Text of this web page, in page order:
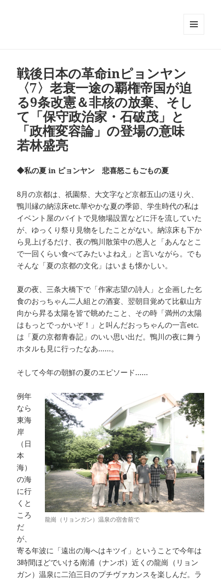
戦後日本の革命inピョンヤン
〈7〉老衰一途の覇権帝国が迫
る9条改憲＆非核の放棄、そし
て「保守政治家・石破茂」と
「政権変容論」の登場の意味
若林盛亮
◆私の夏 in ピョンヤン 悲喜怒こもごもの夏
8月の京都は、祇園祭、大文字など京都五山の送り火、
鴨川縁の納涼床etc.華やかな夏の季節、学生時代の私は
イベント屋のバイトで見物場設置などに汗を流していた
が、ゆっくり祭り見物をしたことがない。納涼床も下か
ら見上げるだけ、夜の鴨川散策中の恩人と「あんなとこ
で一回くらい食べてみたいよねえ」と言いながら。でも
そんな「夏の京都の文化」はいまも懐かしい。
夏の夜、三条大橋下で「作家志望の詩人」と企画した乞
食のおっちゃん二人組との酒宴、翌朝目覚めて比叡山方
向から昇る太陽を皆で眺めたこと、その時「満州の太陽
はもっとでっかいぞ！」と叫んだおっちゃんの一言etc.
は「夏の京都青春記」のいい思い出だ。鴨川の夜に舞う
ホタルも見に行ったなあ……。
そして今年の朝鮮の夏のエピソード……
龍崗（リョンガン）温泉の宿舎前で
例年
なら
東海
岸
（日
本
海）
の海
に行
くと
ころ
だ
が、
寄る年波に「遠出の海へはキツイ」ということで今年は
3時間ほどでいける南浦（ナンポ）近くの龍崗（リョン
ガン）温泉に二泊三日のプチヴァカンスを楽しんだ。ラ